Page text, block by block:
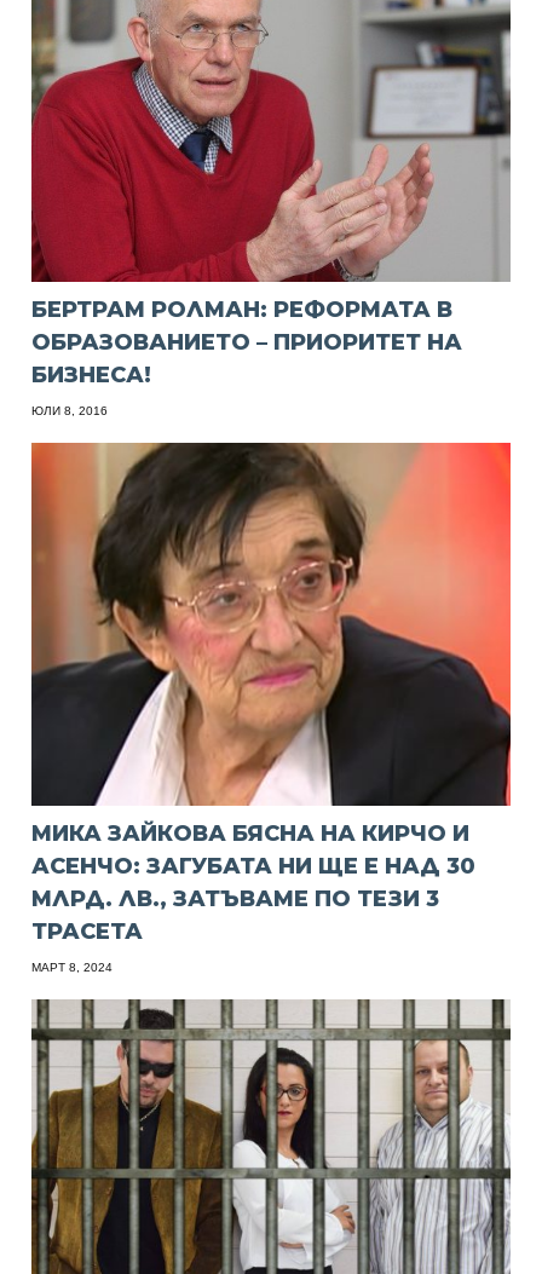
БЕРТРАМ РОЛМАН: РЕФОРМАТА В
ОБРАЗОВАНИЕТО – ПРИОРИТЕТ НА
БИЗНЕСА!
ЮЛИ 8, 2016
МИКА ЗАЙКОВА БЯСНА НА КИРЧО И
АСЕНЧО: ЗАГУБАТА НИ ЩЕ Е НАД 30
МЛРД. ЛВ., ЗАТЪВАМЕ ПО ТЕЗИ 3
ТРАСЕТА
МАРТ 8, 2024